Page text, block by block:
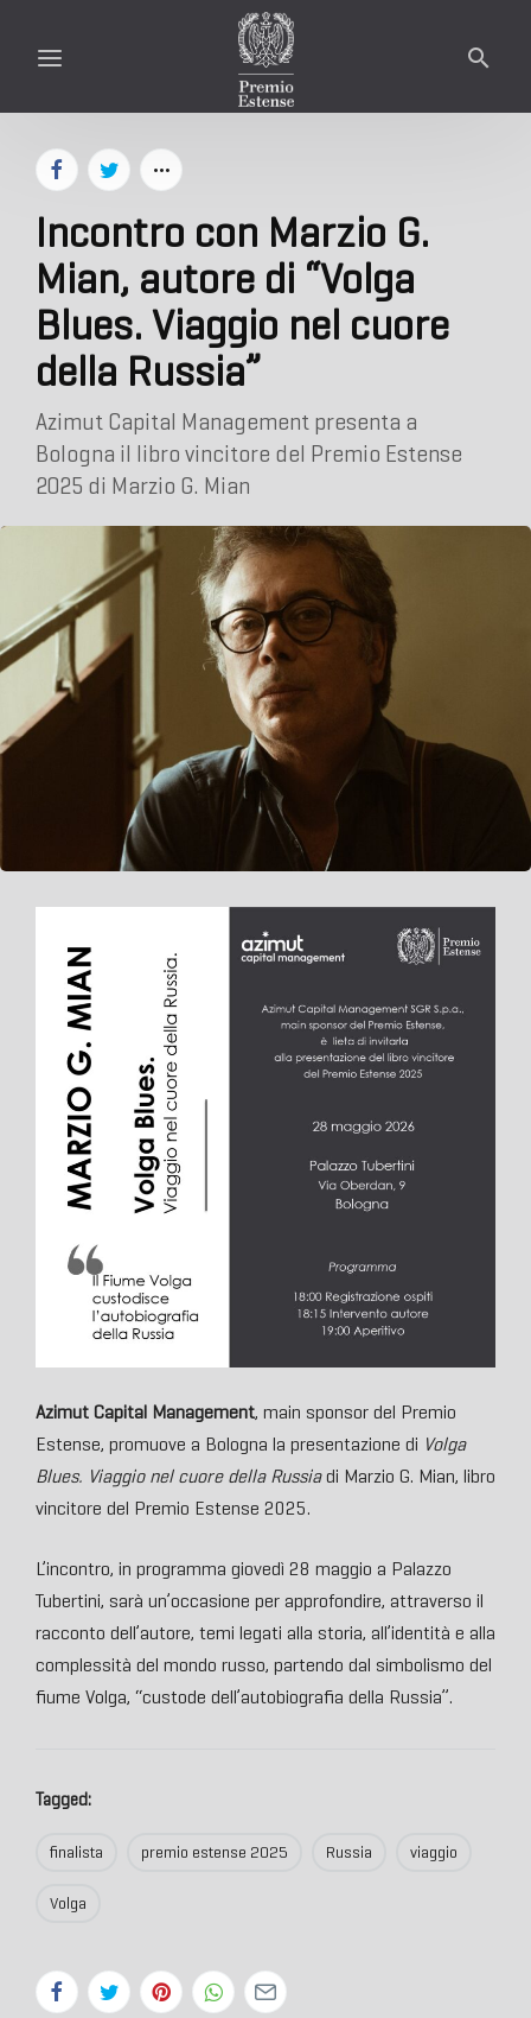
Incontro con Marzio G.
Mian, autore di “Volga
Blues. Viaggio nel cuore
della Russia”
Azimut Capital Management presenta a
Bologna il libro vincitore del Premio Estense
2025 di Marzio G. Mian
Azimut Capital Management, main sponsor del Premio
Estense, promuove a Bologna la presentazione di Volga
Blues. Viaggio nel cuore della Russiadi Marzio G. Mian, libro
vincitore del Premio Estense 2025.
L’incontro, in programma giovedì 28 maggio a Palazzo
Tubertini, sarà un’occasione per approfondire, attraverso il
racconto dell’autore, temi legati alla storia, all’identità e alla
complessità del mondo russo, partendo dal simbolismo del
fiume Volga, “custode dell’autobiografia della Russia”.
Tagged:
finalista premio estense 2025 Russia viaggio
Volga